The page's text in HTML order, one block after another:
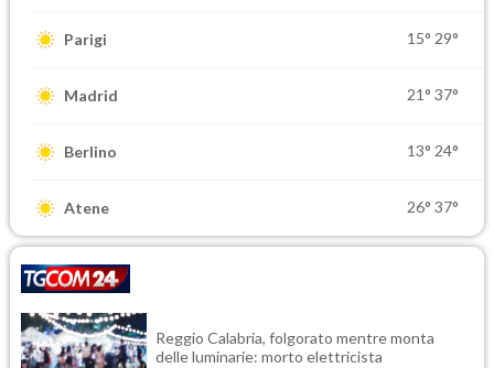
Parigi 15° 29°
Madrid 21° 37°
Berlino 13° 24°
Atene 26° 37°
Reggio Calabria, folgorato mentre monta
delle luminarie: morto elettricista